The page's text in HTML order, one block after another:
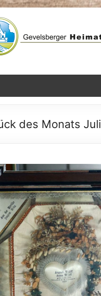
des Monats Juli